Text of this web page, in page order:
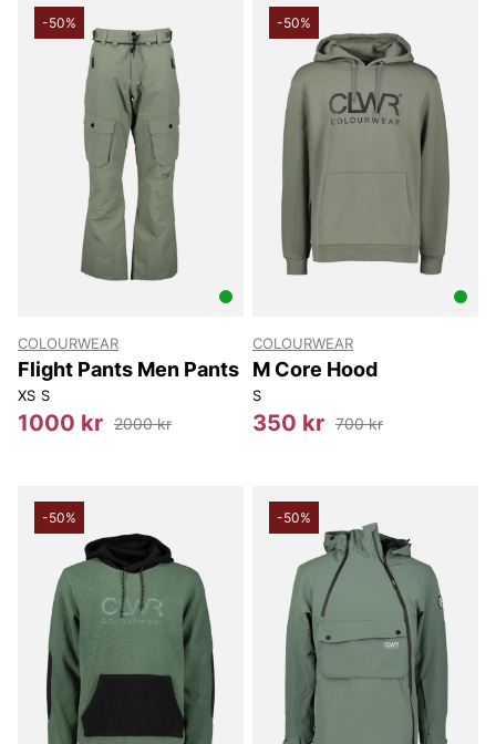
-50%
COLOURWEAR
Flight Pants Men Pants
XS S
1000 kr 2000 kr
-50%
COLOURWEAR
M Core Hood
S
350 kr 700 kr
-50% -50%